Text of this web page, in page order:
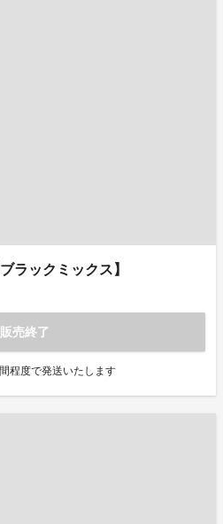
ラックミックス】
販売終了
程度で発送いたします